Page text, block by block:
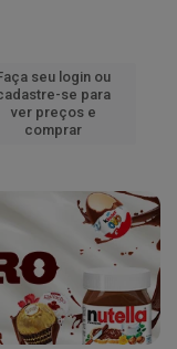
seu login ou
se para
ver preços e
comprar